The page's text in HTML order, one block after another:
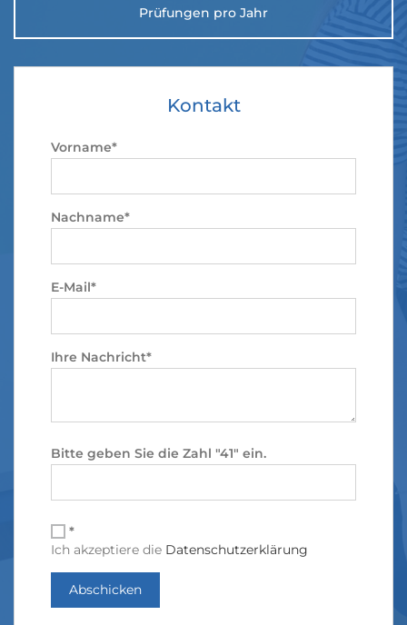
Prüfungen pro Jahr
Kontakt
Vorname*
Nachname*
E-Mail*
Ihre Nachricht*
Bitte geben Sie die Zahl "41" ein.
*
Ich akzeptiere die Datenschutzerklärung